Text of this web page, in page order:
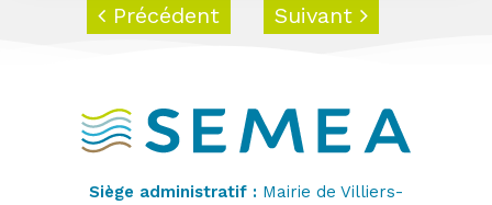
Précédent Suivant
Siège administratif : Mairie de Villiers-